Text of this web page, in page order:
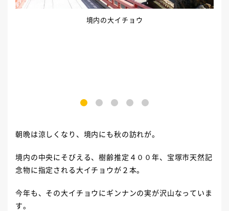
境内の大イチョウ
3 4 5
朝晩は涼しくなり、境内にも秋の訪れが。
境内の中央にそびえる、樹齢推定４００年、宝塚市天然記
念物に指定される大イチョウが２本。
今年も、その大イチョウにギンナンの実が沢山なっていま
す。